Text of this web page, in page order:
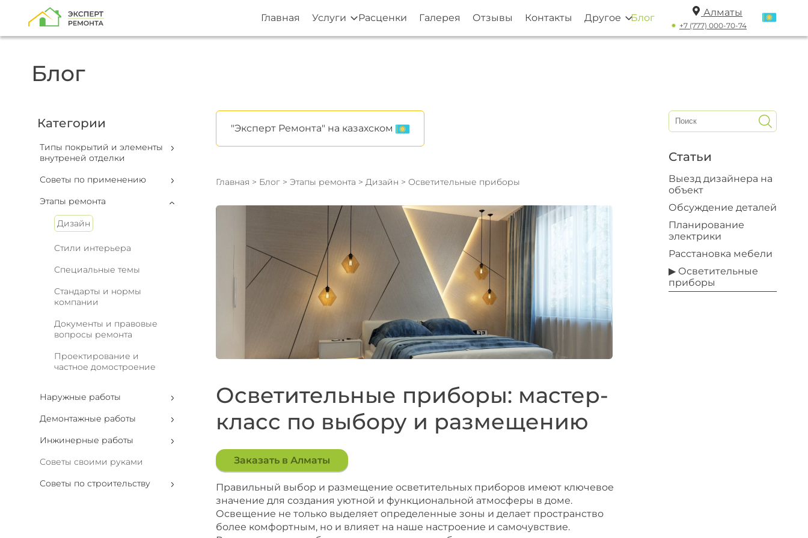
Главная Услуги Расценки Галерея Отзывы Контакты Другое Блог Алматы
+7 (777) 000-70-74
Блог
Категории
Типы покрытий и элементы
внутреней отделки
Советы по применению
Этапы ремонта
Дизайн
Стили интерьера
Специальные темы
Стандарты и нормы
компании
Документы и правовые
вопросы ремонта
Проектирование и
частное домостроение
Наружные работы
Демонтажные работы
Инжинерные работы
Советы своими руками
Советы по строительству
"Эксперт Ремонта" на казахском
Главная > Блог> Этапы ремонта > Дизайн > Осветительные приборы
Осветительные приборы: мастер-
класс по выбору и размещению
Заказать в Алматы
Правильный выбор и размещение осветительных приборов имеют ключевое
значение для создания уютной и функциональной атмосферы в доме.
Освещение не только выделяет определенные зоны и делает пространство
более комфортным, но и влияет на наше настроение и самочувствие.
Статьи
Выезд дизайнера на
объект
Обсуждение деталей
Планирование
электрики
Расстановка мебели
▶ Осветительные
приборы